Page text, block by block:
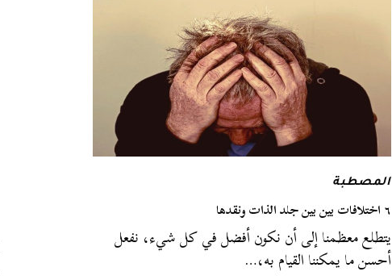
المصطبة
٦ اختلافات بين بين جلد الذات ونقدها
يتطلع معظمنا إلى أن نكون أفضل في كل شيء، نفعل
أحسن ما يمكننا القيام به،…